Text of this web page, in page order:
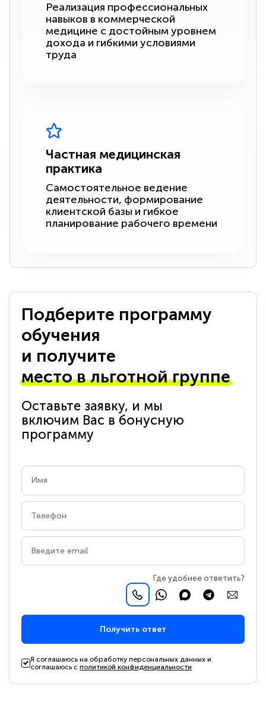
Реализация профессиональных
навыков в коммерческой
медицине с достойным уровнем
дохода и гибкими условиями
труда
Частная медицинская
практика
Самостоятельное ведение
деятельности, формирование
клиентской базы и гибкое
планирование рабочего времени
Подберите программу
обучения
и получите
место в льготной группе
Оставьте заявку, и мы
включим Вас в бонусную
программу
Где удобнее ответить?
Получить ответ
Я соглашаюсь на обработку персональных данных и
соглашаюсь сполитикой конфиденциальности